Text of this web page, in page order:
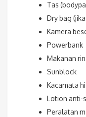
Tas
Dry bag
Kamera
Powerbank
Makanan
Sunblock
Kacamata
Lotion anti-
Peralatan